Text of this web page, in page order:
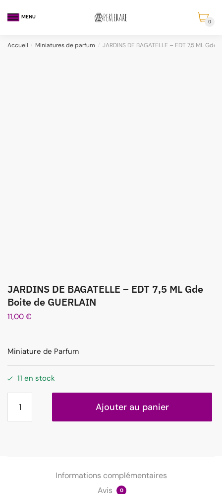
MENU
0
Accueil / Miniatures de parfum / JARDINS DE BAGATELLE – EDT 7,5 ML Gde
JARDINS DE BAGATELLE – EDT 7,5 ML Gde
Boite de GUERLAIN
11,00 €
Miniature de Parfum
11 en stock
Ajouter au panier
Informations complémentaires
Avis
0